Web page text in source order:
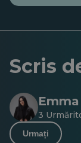
Scris
3
Urmați